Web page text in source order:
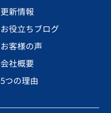
更新情報
お役立ちブログ
お客様の声
会社概要
5つの理由